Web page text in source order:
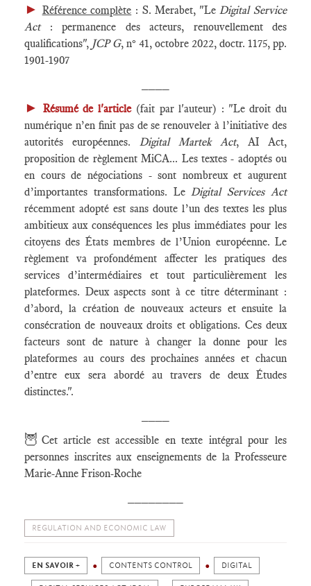
► Référence complète : S. Merabet, "LeDigital Service
Act: permanence des acteurs, renouvellement des
qualifications", JCP G, n° 41, octobre 2022, doctr. 1175, pp.
1901-1907
► Résumé de l'article(fait par l'auteur) : "Le droit du
numérique n’en finit pas de se renouveler à l’initiative des
autorités européennes. Digital Martek Act, AI Act,
proposition de règlement MiCA... Les textes - adoptés ou
en cours de négociations - sont nombreux et augurent
d’importantes transformations. LeDigital Services Act
récemment adopté est sans doute l’un des textes les plus
ambitieux aux conséquences les plus immédiates pour les
citoyens des États membres de l’Union européenne. Le
règlement va profondément affecter les pratiques des
services d’intermédiaires et tout particulièrement les
plateformes. Deux aspects sont à ce titre déterminant :
d’abord, la création de nouveaux acteurs et ensuite la
consécration de nouveaux droits et obligations. Ces deux
facteurs sont de nature à changer la donne pour les
plateformes au cours des prochaines années et chacun
d’entre eux sera abordé au travers de deux Études
distinctes.".
🦉 Cet article est accessible en texte intégral pour les
personnes inscrites aux enseignements de la Professeure
Marie-Anne Frison-Roche
REGULATION AND ECONOMIC LAW
EN SAVOIR + CONTENTS CONTROL DIGITAL